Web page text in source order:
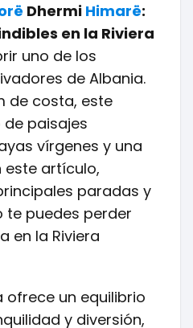
Dhermi Himarë:
en la Riviera
uno de los
de Albania.
de costa, este
paisajes
vírgenes y una
este artículo,
paradas y
te puedes perder
en la Riviera
ofrece un equilibrio
y diversión,